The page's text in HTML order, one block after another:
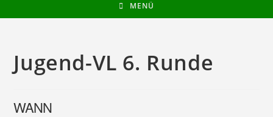
MENÜ
Jugend-VL 6. Runde
WANN